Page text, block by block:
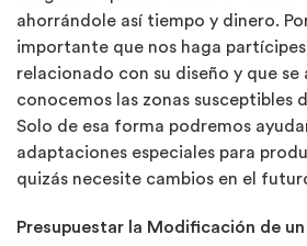
ahorrándole así tiempo y dinero.
importante que nos haga
relacionado con su diseño y que se
conocemos las zonas susceptibles
Solo de esa forma podremos
adaptaciones especiales para
quizás necesite cambios en el
Presupuestar la Modificación de